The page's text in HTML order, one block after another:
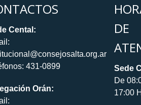
Cental:
431-0899
Orán:
DE
Sede
De
17:00